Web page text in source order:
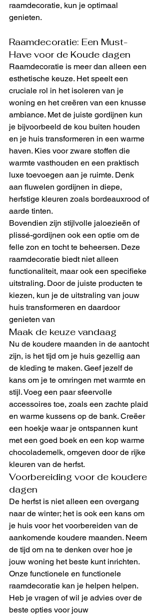
raamdecoratie, kun je optimaal
genieten.
Raamdecoratie: Een Must-
Have voor de Koude dagen
Raamdecoratie is meer dan alleen een
esthetische keuze. Het speelt een
cruciale rol in het isoleren van je
woning en het creëren van een knusse
ambiance. Met de juiste gordijnen kun
je bijvoorbeeld de kou buiten houden
en je huis transformeren in een warme
haven. Kies voor zware stoffen die
warmte vasthouden en een praktisch
luxe toevoegen aan je ruimte. Denk
aan fluwelen gordijnen in diepe,
herfstige kleuren zoals bordeauxrood of
aarde tinten.
Bovendien zijn stijlvolle jaloezieën of
plissé-gordijnen ook een optie om de
felle zon en tocht te beheersen. Deze
raamdecoratie biedt niet alleen
functionaliteit, maar ook een specifieke
uitstraling. Door de juiste producten te
kiezen, kun je de uitstraling van jouw
huis transformeren en daardoor
genieten van
Maak de keuze vandaag
Nu de koudere maanden in de aantocht
zijn, is het tijd om je huis gezellig aan
de kleding te maken. Geef jezelf de
kans om je te omringen met warmte en
stijl. Voeg een paar sfeervolle
accessoires toe, zoals een zachte plaid
en warme kussens op de bank. Creëer
een hoekje waar je ontspannen kunt
met een goed boek en een kop warme
chocolademelk, omgeven door de rijke
kleuren van de herfst.
Voorbereiding voor de koudere
dagen
De herfst is niet alleen een overgang
naar de winter; het is ook een kans om
je huis voor het voorbereiden van de
aankomende koudere maanden. Neem
de tijd om na te denken over hoe je
jouw woning het beste kunt inrichten.
Onze functionele en functionele
raamdecoratie kan je helpen helpen.
Heb je vragen of wil je advies over de
beste opties voor jouw